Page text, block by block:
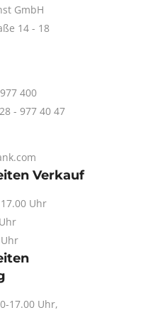
GmbH
14 - 18
400
- 977 40 47
Verkauf
Uhr
17.00 Uhr,